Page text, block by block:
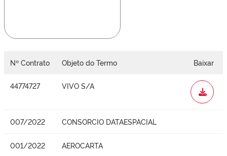
Nº Contrato Objeto do Termo Baixar
44774727 VIVO S/A
WORD
007/2022 CONSORCIO DATAESPACIAL
001/2022 AEROCARTA